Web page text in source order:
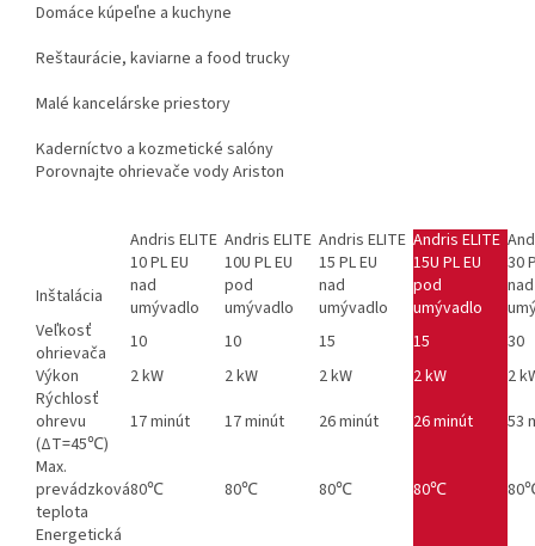
Domáce kúpeľne a kuchyne
Reštaurácie, kaviarne a food trucky
Malé kancelárske priestory
Kaderníctvo a kozmetické salóny
Porovnajte ohrievače vody Ariston
Andris ELITE
10 PL EU
Andris ELITE
10U PL EU
Andris ELITE
15 PL EU
Andris ELITE
15U PL EU
30
Inštalácia
nad
umývadlo
pod
umývadlo
nad
umývadlo
pod
umývadlo
nad
Veľkosť
ohrievača
10 10 15 15
30
Výkon
2 kW 2 kW 2 kW 2 kW
2
Rýchlosť
ohrevu
(ΔT=45℃)
17 minút 17 minút 26 minút 26 minút
53
Max.
prevádzková
teplota
80℃ 80℃ 80℃ 80℃
Energetická